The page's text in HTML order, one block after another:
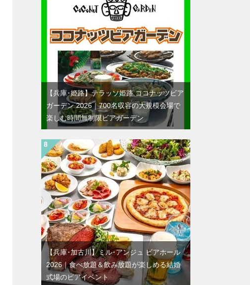
【兵庫･姫路】テラッソ姫路 ココナッツビア
ガーデン 2026｜700名収容の大規模会場で
楽しむ時間無制限ビアガーデン
【兵庫･加古川】ミル･アンジュ ビアホール
2026｜食べ放題＆飲み放題が楽しめる結婚
式場のビアイベント